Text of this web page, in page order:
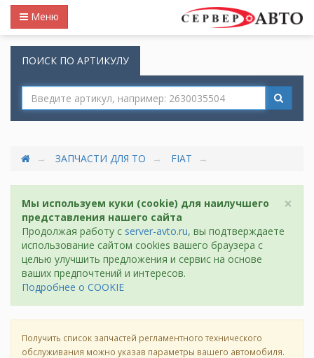
Меню
ПОИСК ПО АРТИКУЛУ
ЗАПЧАСТИ ДЛЯ ТО FIAT
×
Мы используем куки (cookie) для наилучшего
представления нашего сайта
Продолжая работу с server-avto.ru, вы подтверждаете
использование сайтом cookies вашего браузера с
целью улучшить предложения и сервис на основе
ваших предпочтений и интересов.
Подробнее о COOKIE
Получить список запчастей регламентного технического
обслуживания можно указав параметры вашего автомобиля.